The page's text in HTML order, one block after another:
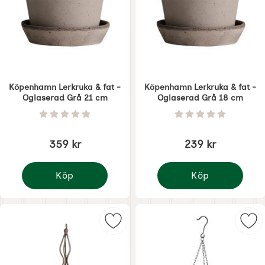
Köpenhamn Lerkruka & fat -
Oglaserad Grå 21 cm
Art. nr 5864 Betyg: 0 Stjärnor av 5
359 kr
Köp
Köpenhamn Lerkruka & fat - Oglaserad Grå 21 cm
Köpenhamn Lerkruka & fat -
Oglaserad Grå 18 cm
Art. nr 5863 Betyg: 0 Stjärnor
239 kr
Köp
Köpenhamn
Markera takkrona med krukor